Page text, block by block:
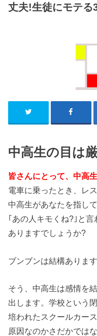
丈夫!生徒にモテる
中高生の目は
皆さんにとって、中高
電車に乗ったとき、レ
中高生があなたを指して
｢あの人キモくね?｣と言
ありますでしょうか?
ブンブンは結構ありま
そう、中高生は感情を
出します。学校という
培われたスクールカー
原因なのかさだかではな